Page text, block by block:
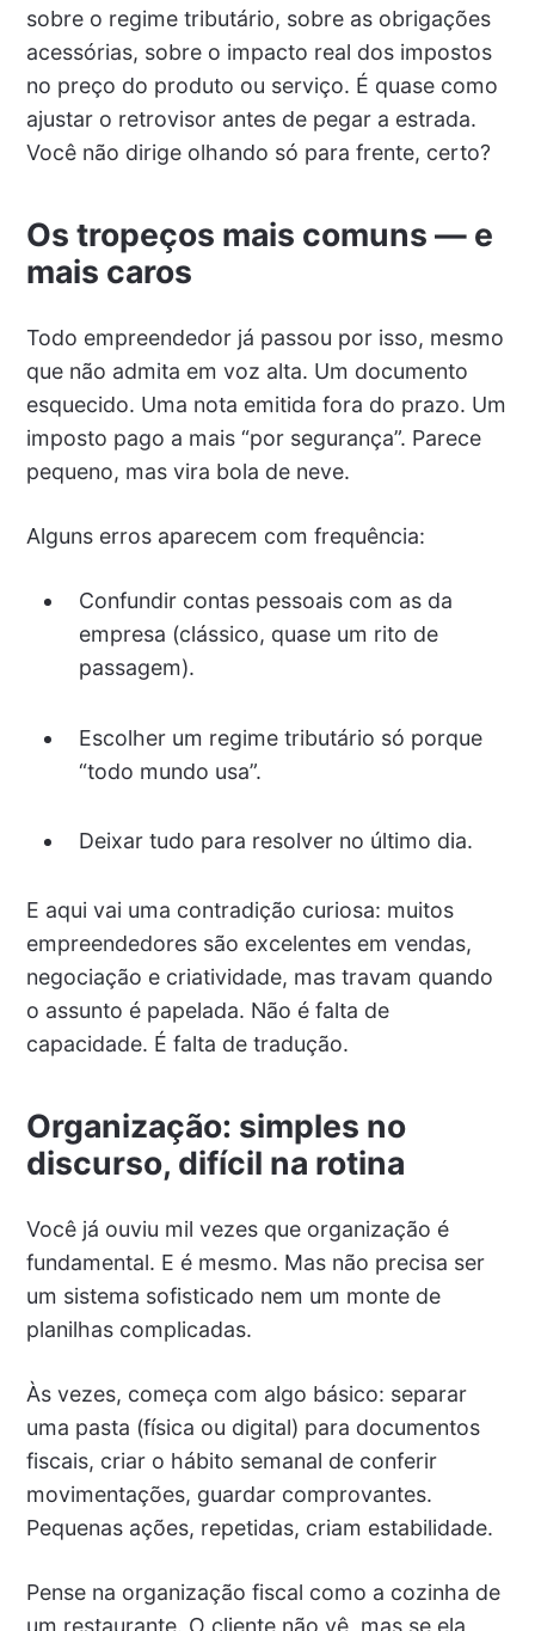
sobre o regime tributário, sobre as obrigações
acessórias, sobre o impacto real dos impostos
no preço do produto ou serviço. É quase como
ajustar o retrovisor antes de pegar a estrada.
Você não dirige olhando só para frente, certo?
Os tropeços mais comuns — e
mais caros
Todo empreendedor já passou por isso, mesmo
que não admita em voz alta. Um documento
esquecido. Uma nota emitida fora do prazo. Um
imposto pago a mais “por segurança”. Parece
pequeno, mas vira bola de neve.
Alguns erros aparecem com frequência:
Confundir contas pessoais com as da
empresa (clássico, quase um rito de
passagem).
Escolher um regime tributário só porque
“todo mundo usa”.
Deixar tudo para resolver no último dia.
E aqui vai uma contradição curiosa: muitos
empreendedores são excelentes em vendas,
negociação e criatividade, mas travam quando
o assunto é papelada. Não é falta de
capacidade. É falta de tradução.
Organização: simples no
discurso, difícil na rotina
Você já ouviu mil vezes que organização é
fundamental. E é mesmo. Mas não precisa ser
um sistema sofisticado nem um monte de
planilhas complicadas.
Às vezes, começa com algo básico: separar
uma pasta (física ou digital) para documentos
fiscais, criar o hábito semanal de conferir
movimentações, guardar comprovantes.
Pequenas ações, repetidas, criam estabilidade.
Pense na organização fiscal como a cozinha de
um restaurante. O cliente não vê, mas se ela